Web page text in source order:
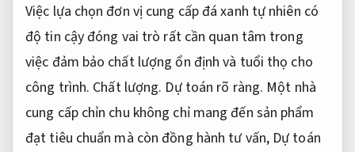
Việc lựa chọn đơn vị cung cấp đá xanh tự nhiên có
độ tin cậy đóng vai trò rất cần quan tâm trong
việc đảm bảo chất lượng ổn định và tuổi thọ cho
công trình. Chất lượng. Dự toán rõ ràng. Một nhà
cung cấp chỉn chu không chỉ mang đến sản phẩm
đạt tiêu chuẩn mà còn đồng hành tư vấn, Dự toán